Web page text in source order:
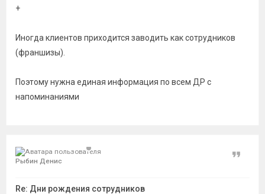
+
Иногда клиентов приходится заводить как сотрудников
(франшизы).
Поэтому нужна единая информация по всем ДР с
напоминаниями
Рыбин Денис
Re: Дни рождения сотрудников
Цитата